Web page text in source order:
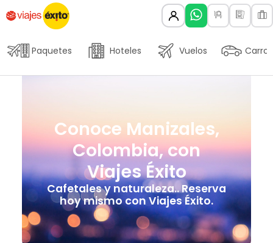
Paquetes Hoteles Vuelos Carros
Conoce Manizales,
Colombia, con
Viajes Éxito
Cafetales y naturaleza.. Reserva
hoy mismo con Viajes Éxito.